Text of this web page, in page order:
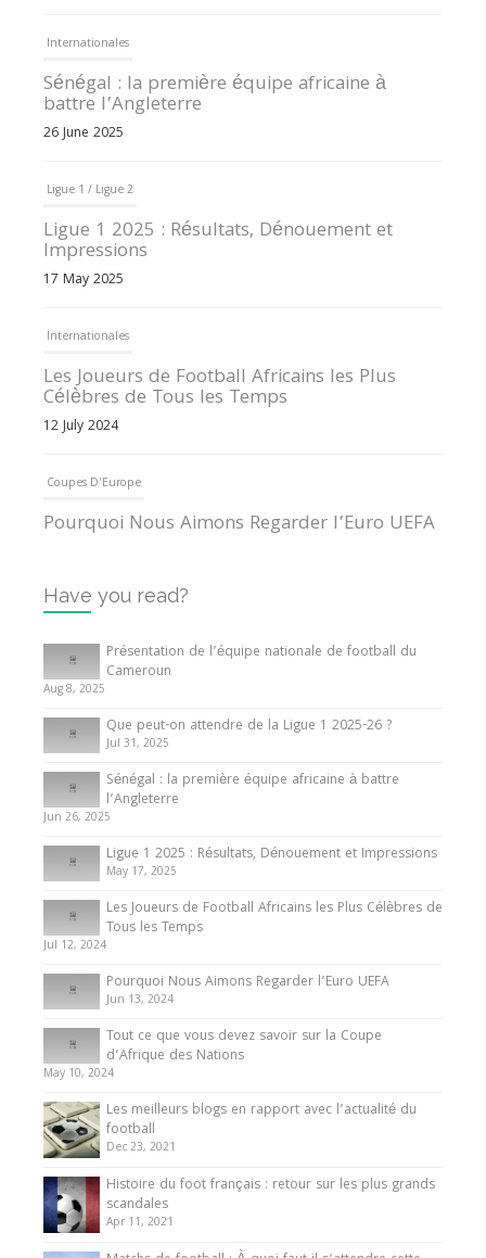
Internationales
Sénégal : la première équipe africaine à
battre l’Angleterre
26 June 2025
Ligue 1 / Ligue 2
Ligue 1 2025 : Résultats, Dénouement et
Impressions
17 May 2025
Internationales
Les Joueurs de Football Africains les Plus
Célèbres de Tous les Temps
12 July 2024
Coupes D'Europe
Pourquoi Nous Aimons Regarder l’Euro UEFA
Internationales
Tout ce que vous devez savoir sur la Coupe
d’Afrique des Nations
10 May 2024
Internationales
Présentation de l’équipe nationale de football
du Cameroun
8 August 2025
Have you read?
Présentation de l’équipe nationale de football du
Cameroun
Aug 8, 2025
Que peut-on attendre de la Ligue 1 2025-26 ?
Jul 31, 2025
Sénégal : la première équipe africaine à battre
l’Angleterre
Jun 26, 2025
Ligue 1 2025 : Résultats, Dénouement et Impressions
May 17, 2025
Les Joueurs de Football Africains les Plus Célèbres de
Tous les Temps
Jul 12, 2024
Pourquoi Nous Aimons Regarder l’Euro UEFA
Jun 13, 2024
Tout ce que vous devez savoir sur la Coupe
d’Afrique des Nations
May 10, 2024
Les meilleurs blogs en rapport avec l’actualité du
football
Dec 23, 2021
Histoire du foot français : retour sur les plus grands
scandales
Apr 11, 2021